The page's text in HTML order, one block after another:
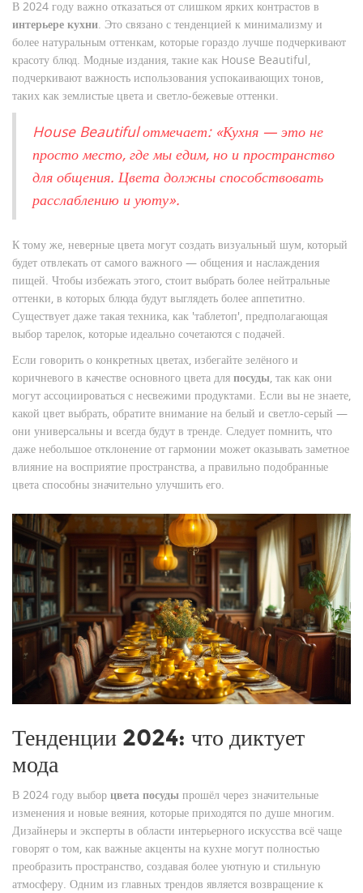
В 2024 году важно отказаться от слишком ярких контрастов в
интерьере кухни. Это связано с тенденцией к минимализму и
более натуральным оттенкам, которые гораздо лучше подчеркивают
красоту блюд. Модные издания, такие как House Beautiful,
подчеркивают важность использования успокаивающих тонов,
таких как землистые цвета и светло-бежевые оттенки.
House Beautiful отмечает: «Кухня — это не
просто место, где мы едим, но и пространство
для общения. Цвета должны способствовать
расслаблению и уюту».
К тому же, неверные цвета могут создать визуальный шум, который
будет отвлекать от самого важного — общения и наслаждения
пищей. Чтобы избежать этого, стоит выбрать более нейтральные
оттенки, в которых блюда будут выглядеть более аппетитно.
Существует даже такая техника, как 'таблетоп', предполагающая
выбор тарелок, которые идеально сочетаются с подачей.
Если говорить о конкретных цветах, избегайте зелёного и
коричневого в качестве основного цвета для посуды, так как они
могут ассоциироваться с несвежими продуктами. Если вы не знаете,
какой цвет выбрать, обратите внимание на белый и светло-серый —
они универсальны и всегда будут в тренде. Следует помнить, что
даже небольшое отклонение от гармонии может оказывать заметное
влияние на восприятие пространства, а правильно подобранные
цвета способны значительно улучшить его.
Тенденции 2024: что диктует
мода
В 2024 году выбор цвета посуды прошёл через значительные
изменения и новые веяния, которые приходятся по душе многим.
Дизайнеры и эксперты в области интерьерного искусства всё чаще
говорят о том, как важные акценты на кухне могут полностью
преобразить пространство, создавая более уютную и стильную
атмосферу. Одним из главных трендов является возвращение к